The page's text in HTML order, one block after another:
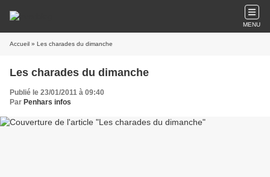
MENU
Accueil » Les charades du dimanche
Les charades du dimanche
Publié le 23/01/2011 à 09:40
Par Penhars infos